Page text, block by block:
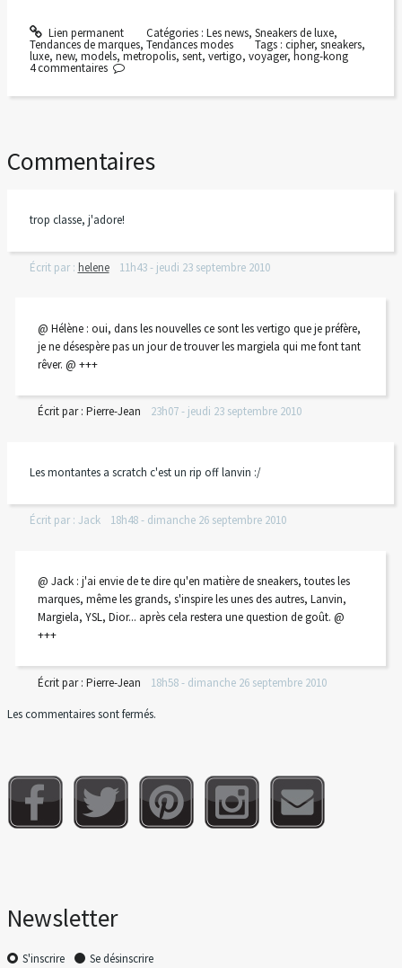
Lien permanent Catégories : Les news, Sneakers de luxe,
Tendances de marques, Tendances modes Tags :cipher,sneakers,
luxe, new, models,metropolis, sent, vertigo, voyager, hong-kong
4 commentaires
Commentaires
trop classe, j'adore!
Écrit par : helene 11h43- jeudi 23 septembre 2010
@ Hélène : oui, dans les nouvelles ce sont les vertigo que je préfère,
je ne désespère pas un jour de trouver les margiela qui me font tant
rêver. @ +++
Écrit par : Pierre-Jean 23h07- jeudi 23 septembre 2010
Les montantes a scratch c'est un rip off lanvin :/
Écrit par : Jack 18h48- dimanche 26 septembre 2010
@ Jack : j'ai envie de te dire qu'en matière de sneakers, toutes les
marques, même les grands, s'inspire les unes des autres, Lanvin,
Margiela, YSL, Dior... après cela restera une question de goût. @
+++
Écrit par : Pierre-Jean 18h58- dimanche 26 septembre 2010
Les commentaires sont fermés.
Newsletter
S'inscrire Se désinscrire